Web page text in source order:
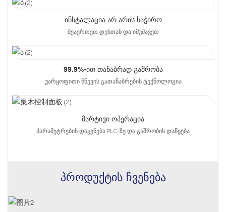
Ინსტალაცია Არ Არის Საჭირო
შეაერთეთ დენთან და იმუშავეთ
99.9%-Ით Თანაბრად Გაშრობა
უარყოფითი წნევის გათანაბრების ტექნოლოგია
Მარტივი Ოპერაცია
პარამეტრების დაყენება PLC-ზე და გაშრობის დაწყება
პროდუქტის ჩვენება